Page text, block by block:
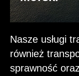
Nasze usługi
również
sprawność